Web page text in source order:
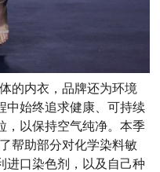
的内衣，品牌还为环境
中始终追求健康、可持续
，以保持空气纯净。本季
帮助部分对化学染料敏
进口染色剂，以及自己种